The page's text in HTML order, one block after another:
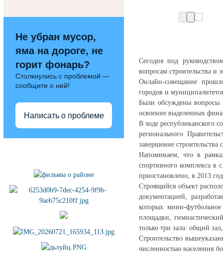
Не убран мусор,
яма на дороге, не
горит фонарь?
Столкнулись с проблемой —
сообщите о ней!
Написать о проблеме
Сегодня под
вопросам строительства и
Онлайн-совещание
городов и
Были обсуждены вопросы
освоение выделенных
В ходе республиканского
регионального
завершение строительства
Напоминаем, что в
спортивного комплекса в
приостановлено, в 2013
Строящийся объект
документацией,
которых мини-
площадки,
только три зала: общий
Строительство
численностью населения